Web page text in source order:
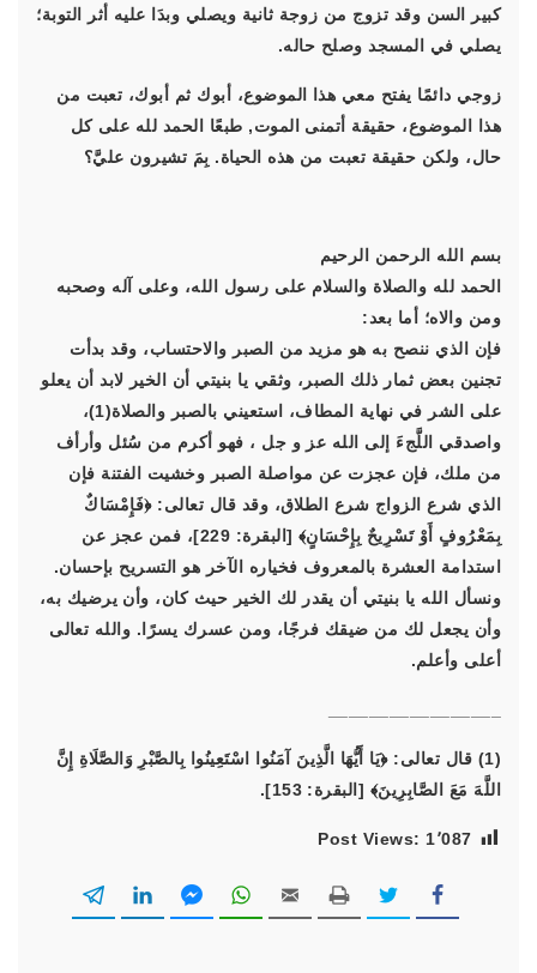
كبير السن وقد تزوج من زوجة ثانية ويصلي وبدَا عليه أثر التوبة؛
يصلي في المسجد وصلح حاله.
زوجي دائمًا يفتح معي هذا الموضوع، أبوك ثم أبوك، تعبت من
هذا الموضوع، حقيقة أتمنى الموت, طبعًا الحمد لله على كل
حال، ولكن حقيقة تعبت من هذه الحياة. بِمَ تشيرون عليَّ؟
بسم الله الرحمن الرحيم
الحمد لله والصلاة والسلام على رسول الله، وعلى آله وصحبه
ومن والاه؛ أما بعد:
فإن الذي ننصح به هو مزيد من الصبر والاحتساب، وقد بدأت
تجنين بعض ثمار ذلك الصبر، وثقي يا بنيتي أن الخير لابد أن يعلو
على الشر في نهاية المطاف، استعيني بالصبر والصلاة(1)،
واصدقي اللَّجءَ إلى الله عز و جل ، فهو أكرم من سُئل وأرأف
من ملك، فإن عجزت عن مواصلة الصبر وخشيت الفتنة فإن
الذي شرع الزواج شرع الطلاق، وقد قال تعالى:﴿فَإِمْسَاكٌ
بِمَعْرُوفٍ أَوْ تَسْرِيحٌ بِإِحْسَانٍ﴾
[البقرة: 229]، فمن عجز عن
استدامة العشرة بالمعروف فخياره الآخر هو التسريح بإحسان.
ونسأل الله يا بنيتي أن يقدر لك الخير حيث كان، وأن يرضيك به،
وأن يجعل لك من ضيقك فرجًا، ومن عسرك يسرًا. والله تعالى
أعلى وأعلم.
(1) قال تعالى:
﴿يَا أَيُّهَا الَّذِينَ آمَنُوا اسْتَعِينُوا بِالصَّبْرِ وَالصَّلَاةِ إِنَّ
اللَّهَ مَعَ الصَّابِرِينَ﴾ [البقرة: 153].
Post Views: 1٬087